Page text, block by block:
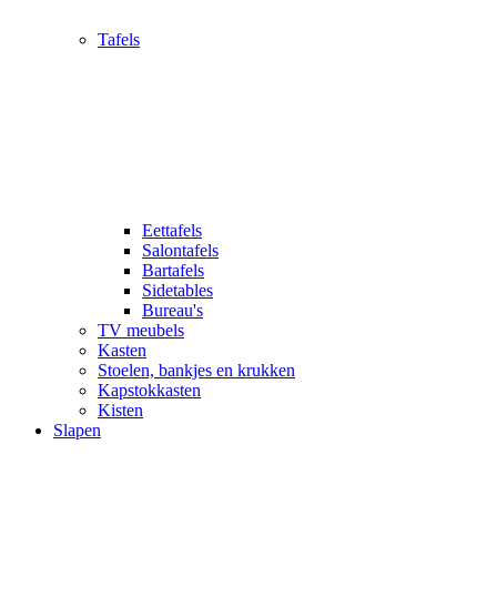
Tafels
Eettafels
Salontafels
Bartafels
Sidetables
Bureau's
TV meubels
Kasten
Stoelen, bankjes en krukken
Kapstokkasten
Kisten
Slapen